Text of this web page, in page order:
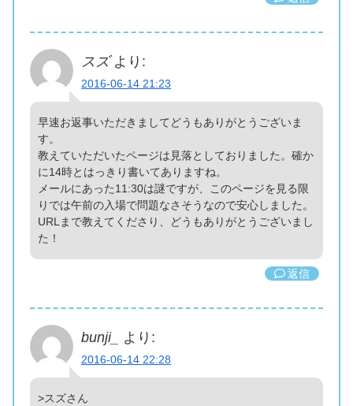
スズ より:
2016-06-14 21:23
早速お返事いただきましてどうもありがとうございま
す。
教えていただいたページは見落としておりました。確か
に14時とはっきり書いてありますね。
メールにあった11:30は謎ですが、このページを見る限
りでは午前の入場で問題なさそうなので安心しました。
URLまで教えてくださり、どうもありがとうございまし
た！
返信
bunji_ より:
2016-06-14 22:28
>スズさん